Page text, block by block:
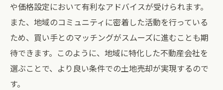
や価格設定において有利なアドバイスが受けられます。
また、地域のコミュニティに密着した活動を行っている
ため、買い手とのマッチングがスムーズに進むことも期
待できます。このように、地域に特化した不動産会社を
選ぶことで、より良い条件での土地売却が実現するので
す。